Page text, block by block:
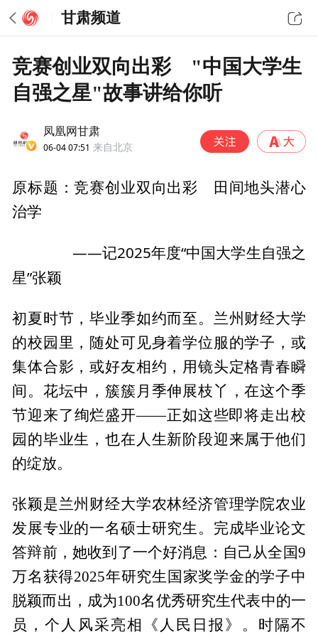
甘肃频道
竞赛创业双向出彩 "中国大学生
自强之星"故事讲给你听
凤凰网甘肃
06-04 07:51 来自北京
原标题：竞赛创业双向出彩 田间地头潜心
治学
——记2025年度“中国大学生自强之
星”张颖
初夏时节，毕业季如约而至。兰州财经大学
的校园里，随处可见身着学位服的学子，或
集体合影，或好友相约，用镜头定格青春瞬
间。花坛中，簇簇月季伸展枝丫，在这个季
节迎来了绚烂盛开——正如这些即将走出校
园的毕业生，也在人生新阶段迎来属于他们
的绽放。
张颖是兰州财经大学农林经济管理学院农业
发展专业的一名硕士研究生。完成毕业论文
答辩前，她收到了一个好消息：自己从全国9
万名获得2025年研究生国家奖学金的学子中
脱颖而出，成为100名优秀研究生代表中的一
员，个人风采亮相《人民日报》。时隔不